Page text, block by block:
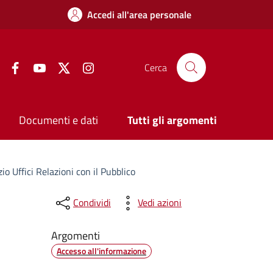
Accedi all'area personale
FacebookYouTube Twitter Cerca
Documenti e dati Tutti gli argomenti
Uffici Relazioni con il Pubblico
Condividi Vedi azioni
Argomenti
Accesso all'informazione